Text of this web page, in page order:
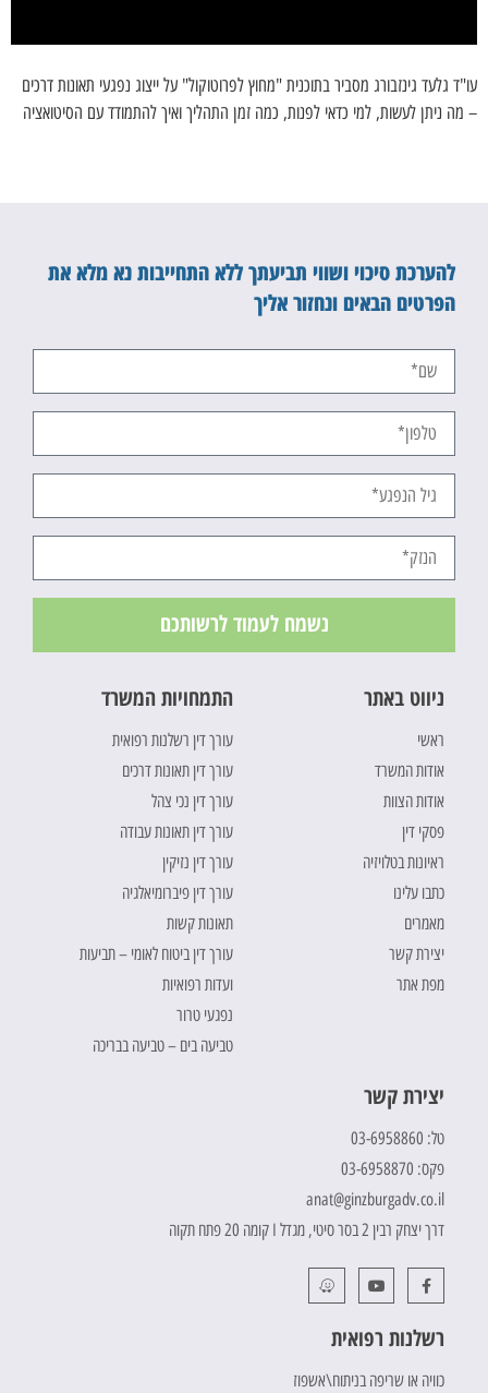
עו"ד גלעד גינזבורג מסביר בתוכנית "מחוץ לפרוטוקול" על ייצוג נפגעי תאונות דרכים
– מה ניתן לעשות, למי כדאי לפנות, כמה זמן התהליך ואיך להתמודד עם הסיטואציה
להערכת סיכוי ושווי תביעתך ללא התחייבות נא מלא את
הפרטים הבאים ונחזור אליך
נשמח לעמוד לרשותכם
ניווט באתר
ראשי
אודות המשרד
אודות הצוות
פסקי דין
ראיונות בטלויזיה
כתבו עלינו
מאמרים
יצירת קשר
מפת אתר
התמחויות המשרד
עורך דין רשלנות רפואית
עורך דין תאונות דרכים
עורך דין נכי צהל
עורך דין תאונות עבודה
עורך דין נזיקין
עורך דין פיברומיאלגיה
תאונות קשות
עורך דין ביטוח לאומי – תביעות
ועדות רפואיות
נפגעי טרור
טביעה בים – טביעה בבריכה
יצירת קשר
טל: 03-6958860
פקס: 03-6958870
anat@ginzburgadv.co.il
דרך יצחק רבין 2 בסר סיטי, מגדל I קומה 20 פתח תקוה
רשלנות רפואית
כוויה או שריפה בניתוח\אשפוז